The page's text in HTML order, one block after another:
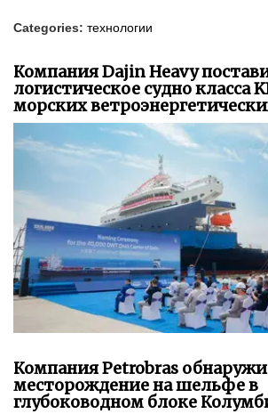
Categories: технологии
Компания Dajin Heavy
логистическое судно класса
морских
Компания Petrobras
месторождение на шельфе в
глубоководном блоке